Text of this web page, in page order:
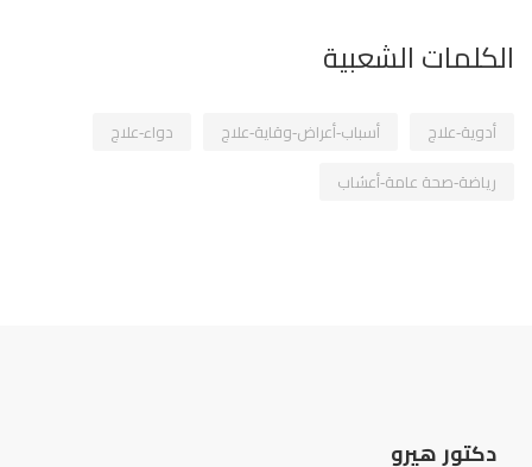
الكلمات الشعبية
أدوية-علاج أسباب-أعراض-وقاية-علاج دواء-علاج
رياضة-صحة عامة-أعشاب
دكتور هيرو